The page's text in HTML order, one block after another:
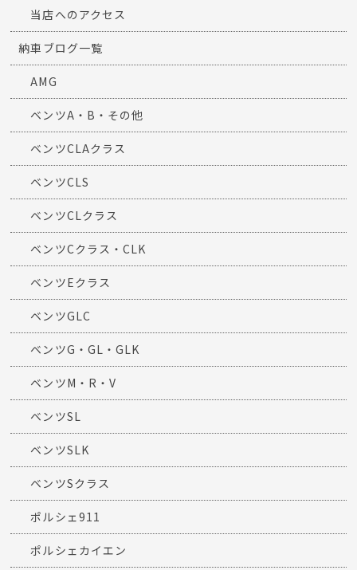
当店へのアクセス
納車ブログ一覧
AMG
ベンツA・B・その他
ベンツCLAクラス
ベンツCLS
ベンツCLクラス
ベンツCクラス・CLK
ベンツEクラス
ベンツGLC
ベンツG・GL・GLK
ベンツM・R・V
ベンツSL
ベンツSLK
ベンツSクラス
ポルシェ911
ポルシェカイエン